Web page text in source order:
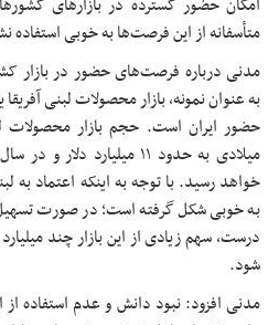
امکان حضور گسترده در بازارهای
متأسفانه از این فرصت‌ها به خوبی
مدنی درباره فرصت‌های حضور در بازار
به عنوان نمونه، بازار محصولات لبنی
حضور ایران است. حجم بازار محصولات
خواهد رسید. با توجه به اینکه اعتماد به
به خوبی شکل گرفته است؛ در صورت
درست، سهم زیادی از این بازار چند
شود.
مدنی افزود: نبود دانش و عدم استفاده از